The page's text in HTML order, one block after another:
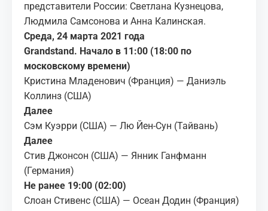
представители России: Светлана Кузнецова,
Людмила Самсонова и Анна Калинская.
Среда, 24 марта 2021 года
Grandstand. Начало в 11:00 (18:00 по
московскому времени)
Кристина Младенович (Франция) — Даниэль
Коллинз (США)
Далее
Сэм Куэрри (США) — Лю Йен-Сун (Тайвань)
Далее
Стив Джонсон (США) — Янник Ганфманн
(Германия)
Не ранее 19:00 (02:00)
Слоан Стивенс (США) — Осеан Додин (Франция)